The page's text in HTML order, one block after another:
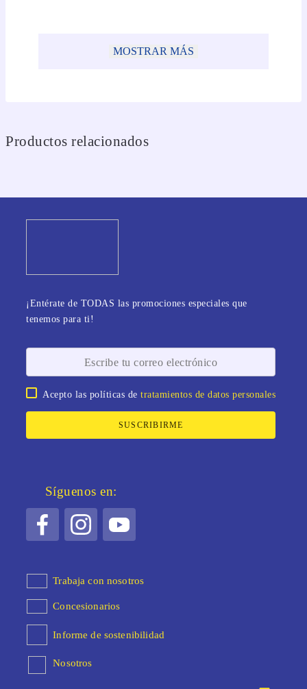
MOSTRAR MÁS
Productos relacionados
¡Entérate de TODAS las promociones especiales que
tenemos para ti!
Acepto las políticas detratamientos de datos personales
SUSCRIBIRME
Síguenos en:
Trabaja con nosotros
Concesionarios
Informe de sostenibilidad
Nosotros